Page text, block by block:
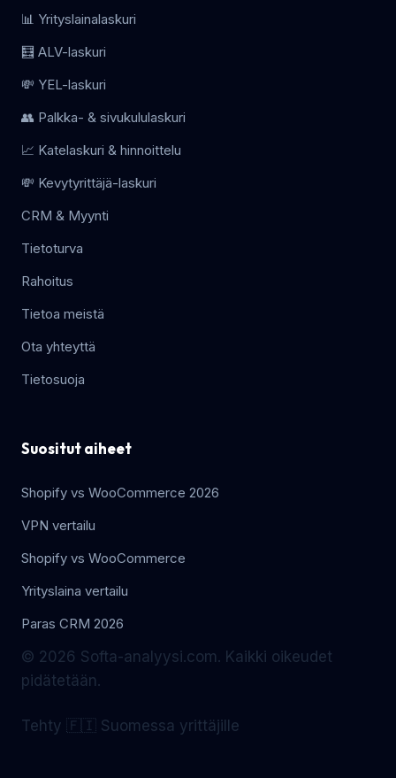
📊 Yrityslainalaskuri
🧮 ALV-laskuri
💸 YEL-laskuri
👥 Palkka- & sivukululaskuri
📈 Katelaskuri & hinnoittelu
💸 Kevytyrittäjä-laskuri
CRM & Myynti
Tietoturva
Rahoitus
Tietoa meistä
Ota yhteyttä
Tietosuoja
Suositut aiheet
Shopify vs WooCommerce 2026
VPN vertailu
Shopify vs WooCommerce
Yrityslaina vertailu
Paras CRM 2026
© 2026 Softa-analyysi.com. Kaikki oikeudet
pidätetään.
Tehty 🇫🇮 Suomessa yrittäjille